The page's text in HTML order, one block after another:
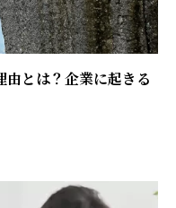
とは？企業に起きる